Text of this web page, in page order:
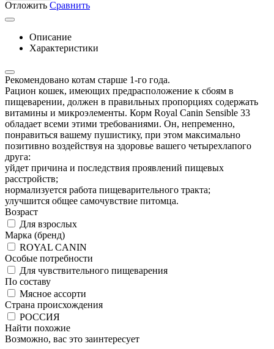
Отложить Сравнить
Описание
Характеристики
Рекомендовано котам старше 1-го года.
Рацион кошек, имеющих предрасположение к сбоям в
пищеварении, должен в правильных пропорциях содержать
витамины и микроэлементы. Корм Royal Canin Sensible 33
обладает всеми этими требованиями. Он, непременно,
понравиться вашему пушистику, при этом максимально
позитивно воздействуя на здоровье вашего четырехлапого
друга:
уйдет причина и последствия проявлений пищевых
расстройств;
нормализуется работа пищеварительного тракта;
улучшится общее самочувствие питомца.
Возраст
Для взрослых
Марка (бренд)
ROYAL CANIN
Особые потребности
Для чувствительного пищеварения
По составу
Мясное ассорти
Страна происхождения
РОССИЯ
Найти похожие
Возможно, вас это заинтересует